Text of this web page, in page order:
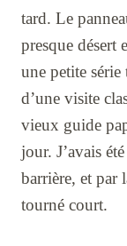
tard. Le
presque désert
une petite série
d’une visite
vieux guide
jour. J’avais
barrière, et par
tourné court.